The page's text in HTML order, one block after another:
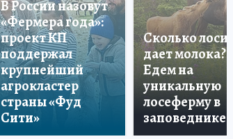
В России назовут
«Фермера года»:
проект КП
поддержал
крупнейший
агрокластер
страны «Фуд
Сити»
Сколько лосиха
дает молока?
Едем на
уникальную
лосеферму в
заповеднике!